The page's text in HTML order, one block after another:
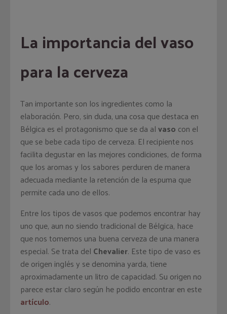
La importancia del vaso
para la cerveza
Tan importante son los ingredientes como la
elaboración. Pero, sin duda, una cosa que destaca en
Bélgica es el protagonismo que se da alvaso con el
que se bebe cada tipo de cerveza. El recipiente nos
facilita degustar en las mejores condiciones, de forma
que los aromas y los sabores perduren de manera
adecuada mediante la retención de la espuma que
permite cada uno de ellos.
Entre los tipos de vasos que podemos encontrar hay
uno que, aun no siendo tradicional de Bélgica, hace
que nos tomemos una buena cerveza de una manera
especial. Se trata del Chevalier. Este tipo de vaso es
de origen inglés y se denomina yarda, tiene
aproximadamente un litro de capacidad. Su origen no
parece estar claro según he podido encontrar en este
artículo.